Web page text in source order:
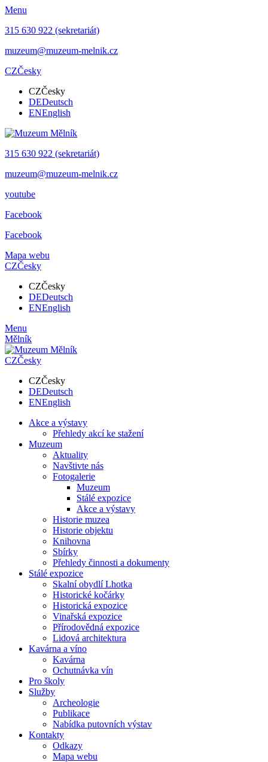
Menu
315 630 922 (sekretariát)
muzeum@muzeum-melnik.cz
CZČesky
CZČesky
DEDeutsch
ENEnglish
315 630 922 (sekretariát)
muzeum@muzeum-melnik.cz
youtube
Facebook
Facebook
Mapa webu
CZČesky
CZČesky
DEDeutsch
ENEnglish
Menu
Mělník
CZČesky
CZČesky
DEDeutsch
ENEnglish
Akce a výstavy
Přehledy akcí ke stažení
Muzeum
Aktuality
Navštivte nás
Fotogalerie
Muzeum
Stálé expozice
Akce a výstavy
Historie muzea
Historie objektu
Knihovna
Sbírky
Přehledy činnosti a dokumenty
Stálé expozice
Skalní obydlí Lhotka
Historické kočárky
Historická expozice
Vinařská expozice
Přírodovědná expozice
Lidová architektura
Kavárna a víno
Kavárna
Ochutnávka vín
Pro školy
Služby
Archeologie
Publikace
Nabídka putovních výstav
Kontakty
Odkazy
Mapa webu